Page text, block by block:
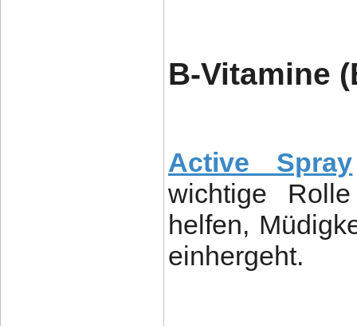
B-Vitamine
Active Spray
wichtige
helfen,
einhergeht.